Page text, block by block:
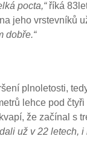
pocta,“říká
jeho vrstevníků
dobře.“
plnoletosti,
lehce pod
že začínal s
už v 22 letech,